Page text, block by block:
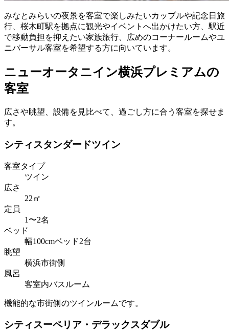
みなとみらいの夜景を客室で楽しみたいカップルや記念日旅
行、桜木町駅を拠点に観光やイベントへ出かけたい方、駅近
で移動負担を抑えたい家族旅行、広めのコーナールームやユ
ニバーサル客室を希望する方に向いています。
ニューオータニイン横浜プレミアムの
客室
広さや眺望、設備を見比べて、過ごし方に合う客室を探せま
す。
シティスタンダードツイン
客室タイプ
ツイン
広さ
22㎡
定員
1〜2名
ベッド
幅100cmベッド2台
眺望
横浜市街側
風呂
客室内バスルーム
機能的な市街側のツインルームです。
シティスーペリア・デラックスダブル